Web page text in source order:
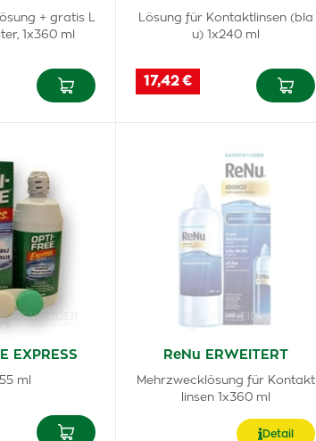
+ gratis L
1x360 ml
Lösung für Kontaktlinsen (bla
u) 1x240 ml
17,42 €
EXPRESS
ml
ReNu ERWEITERT
Mehrzwecklösung für Kontakt
linsen 1x360 ml
Detail